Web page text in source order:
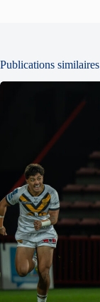
Publications similaires